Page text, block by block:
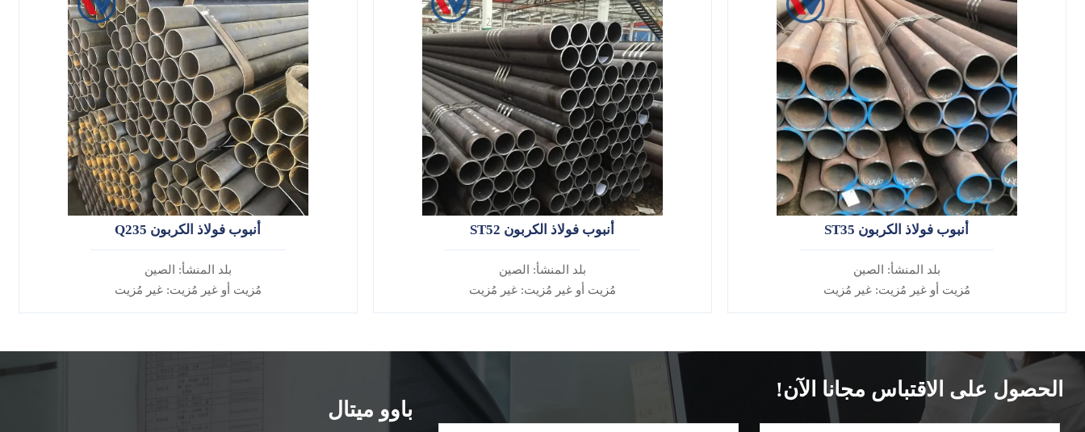
أنبوب فولاذ الكربون Q235
بلد المنشأ: الصين
مُزيت أو غير مُزيت: غير مُزيت
سبيكة أم لا: غير سبيكة
أنبوب فولاذ الكربون ST52
بلد المنشأ: الصين
مُزيت أو غير مُزيت: غير مُزيت
سبيكة أم لا: غير سبيكة
أنبوب فولاذ الكربون ST35
بلد المنشأ: الصين
مُزيت أو غير مُزيت: غير مُزيت
سبيكة أم لا: غير سبيكة
باوو ميتال
الحصول على الاقتباس مجانا الآن!